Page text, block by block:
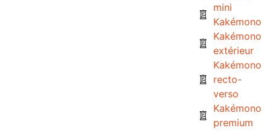
mini
Kakémono
Kakémono
extérieur
Kakémono
recto-
verso
Kakémono
premium